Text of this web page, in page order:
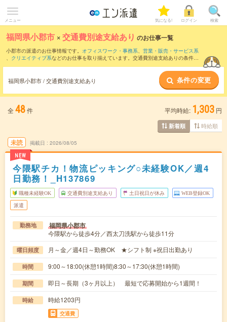
メニュー 気になる! ログイン 検索
福岡県小郡市 ×交通費別途支給あり のお仕事一覧
小郡市の派遣のお仕事情報です。 オフィスワーク・事務系、 営業・販売・サービス系
、 クリエイティブ系などのお仕事を取り揃えています。交通費別途支給ありの条件の
福岡県小郡市 / 交通費別途支給あり 条件の変更
全 48件 平均時給: 1,303 円
新着順 時給順
未読
NEW
掲載日 2026/08/05
今隈駅チカ！物流ピッキング○未経験OK／週4
日勤務！_H137869
職種未経験OK 交通費別途支給あり 土日祝日が休み WEB登録OK
派遣
勤務地 福岡県小郡市
今隈駅から徒歩4分／西太刀洗駅から徒歩11分
曜日頻度 月～金／週4日～勤務OK ★シフト制 ※祝日出勤あり
時間 9:00～18:00(休憩1時間)8:30～17:30(休憩1時間)
期間 即日～長期（3ヶ月以上） 最短で応募開始から1週間！
時給 時給1203円
交通費